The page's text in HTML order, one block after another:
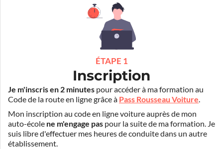
ÉTAPE 1
Inscription
Je m'inscris en 2 minutes pour accéder à ma formation au
Code de la route en ligne grâce à Pass Rousseau Voiture
Mon inscription au code en ligne voiture auprès de mon
auto-école ne m'engage pas pour la suite de ma formation. Je
suis libre d'effectuer mes heures de conduite dans un autre
établissement.